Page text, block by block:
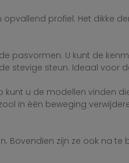
profiel. Het dikke
pasvormen. U kunt de
stevige steun. Ideaal voor
u de modellen vinden
in één beweging
Bovendien zijn ze ook na te